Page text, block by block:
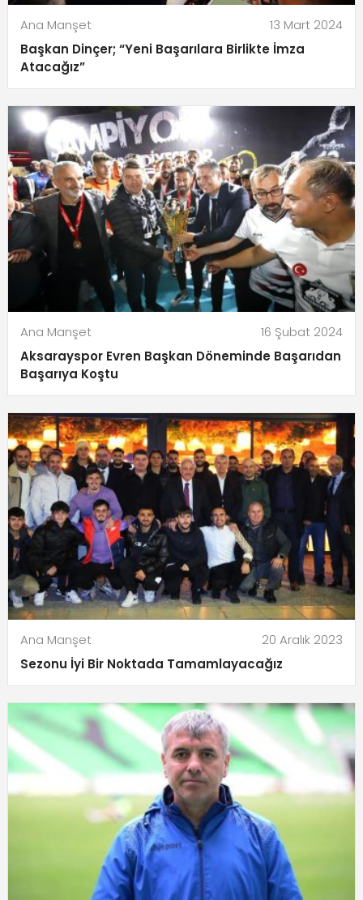
Ana Manşet
13 Mart 2024
Başkan Dinçer; “Yeni Başarılara Birlikte İmza
Atacağız”
Ana Manşet
16 Şubat 2024
Aksarayspor Evren Başkan Döneminde Başarıdan
Başarıya Koştu
Ana Manşet
20 Aralık 2023
Sezonu İyi Bir Noktada Tamamlayacağız